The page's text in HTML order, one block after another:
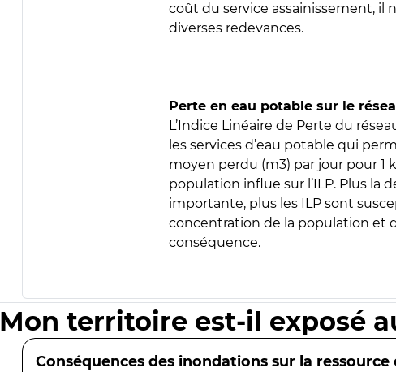
coût du service assainissement, il
diverses redevances.
Perte en eau potable sur le
L’Indice Linéaire de Perte du
les services d’eau potable qui
moyen perdu (m3) par jour pour 1
population influe sur l’ILP. Plus la
importante, plus les ILP sont
concentration de la population et
conséquence.
Mon territoire est-il exposé
Conséquences des inondations sur la ressource